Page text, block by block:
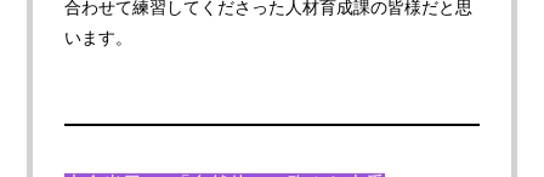
合わせて練習してくださった人材育成課の皆様だと思
います。